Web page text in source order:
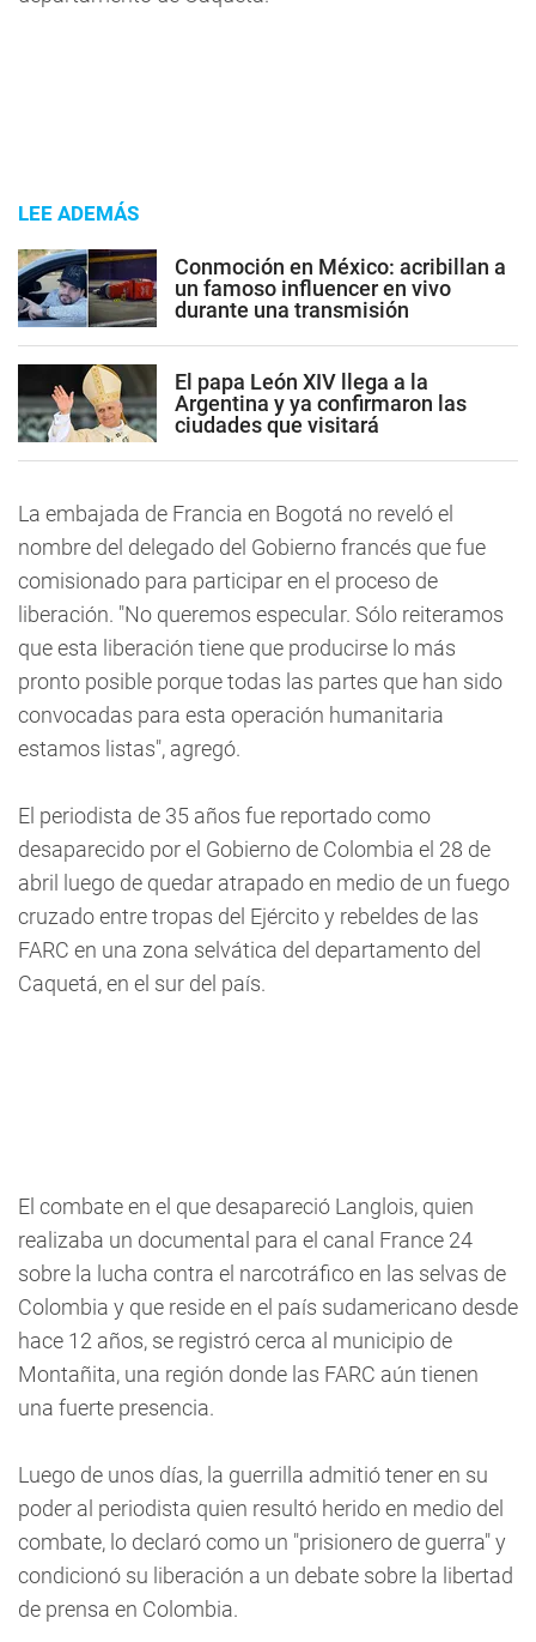
LEE ADEMÁS
Conmoción en México: acribillan a
un famoso influencer en vivo
durante una transmisión
El papa León XIV llega a la
Argentina y ya confirmaron las
ciudades que visitará
La embajada de Francia en Bogotá no reveló el
nombre del delegado del Gobierno francés que fue
comisionado para participar en el proceso de
liberación. "No queremos especular. Sólo reiteramos
que esta liberación tiene que producirse lo más
pronto posible porque todas las partes que han sido
convocadas para esta operación humanitaria
estamos listas", agregó.
El periodista de 35 años fue reportado como
desaparecido por el Gobierno de Colombia el 28 de
abril luego de quedar atrapado en medio de un fuego
cruzado entre tropas del Ejército y rebeldes de las
FARC en una zona selvática del departamento del
Caquetá, en el sur del país.
El combate en el que desapareció Langlois, quien
realizaba un documental para el canal France 24
sobre la lucha contra el narcotráfico en las selvas de
Colombia y que reside en el país sudamericano desde
hace 12 años, se registró cerca al municipio de
Montañita, una región donde las FARC aún tienen
una fuerte presencia.
Luego de unos días, la guerrilla admitió tener en su
poder al periodista quien resultó herido en medio del
combate, lo declaró como un "prisionero de guerra" y
condicionó su liberación a un debate sobre la libertad
de prensa en Colombia.